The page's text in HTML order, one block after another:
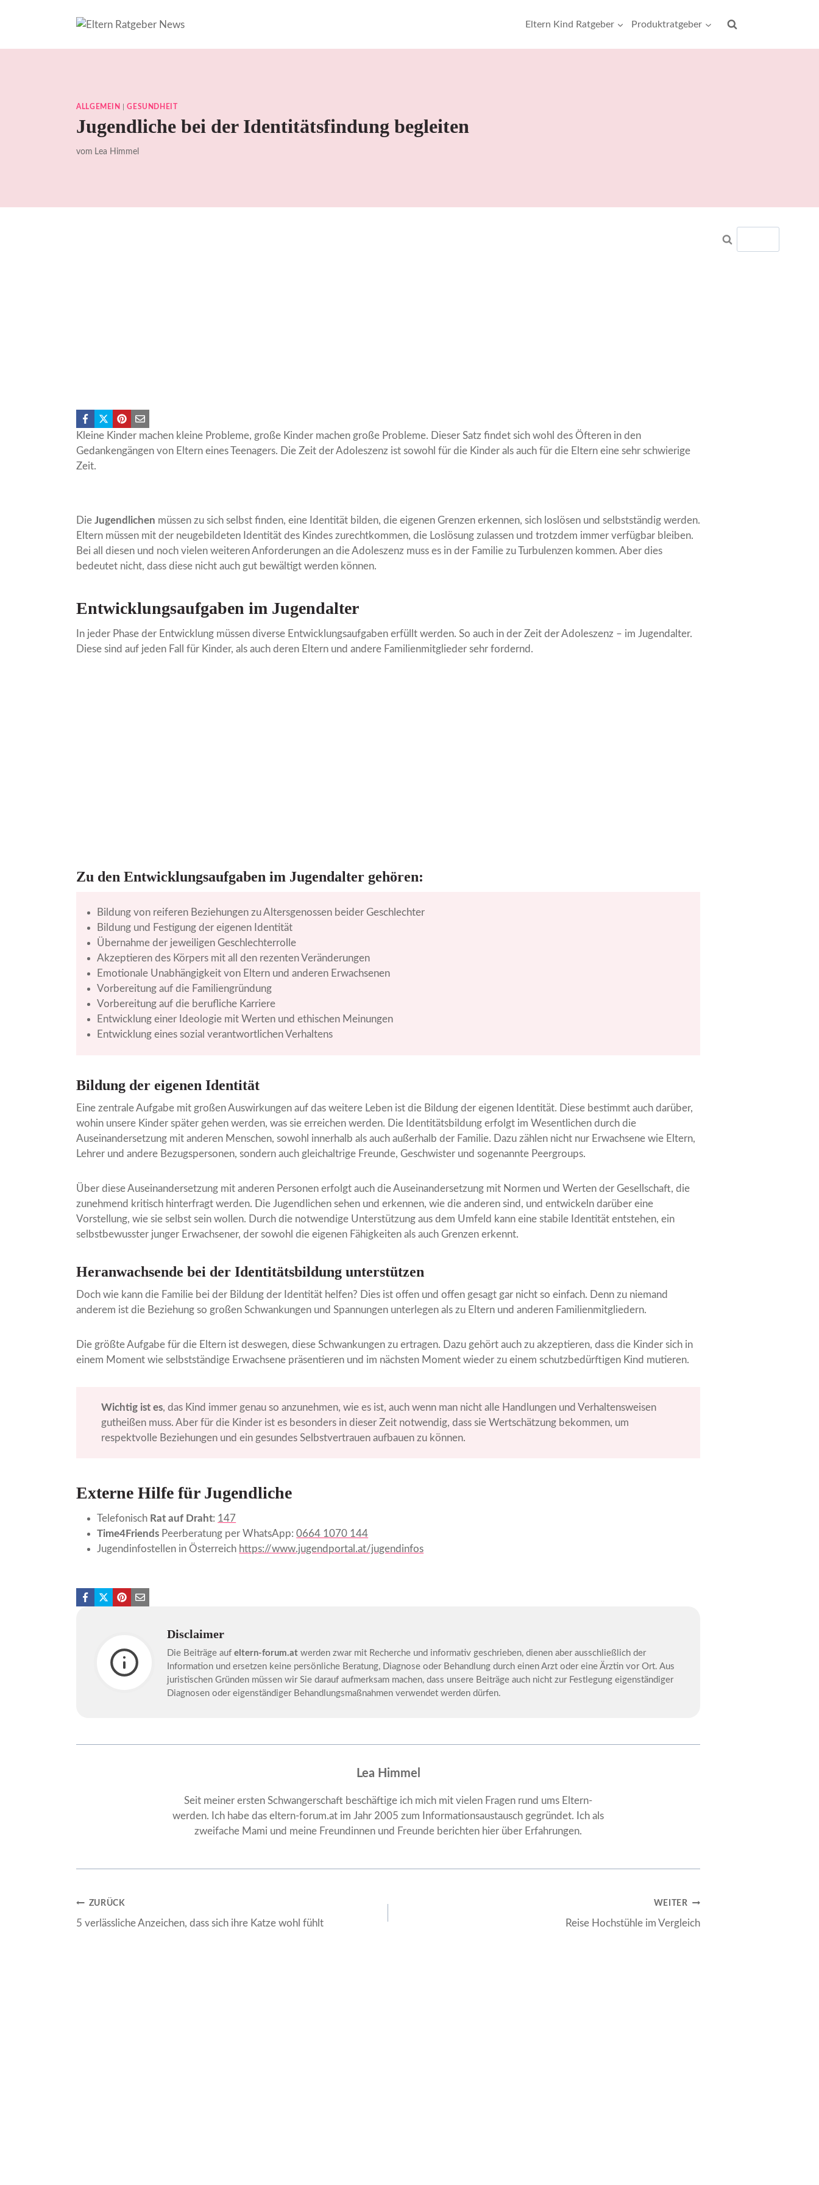
Eltern Kind Ratgeber Produktratgeber
ALLGEMEIN |GESUNDHEIT
Jugendliche bei der Identitätsfindung begleiten
vom Lea Himmel
Kleine Kinder machen kleine Probleme, große Kinder machen große Probleme. Dieser Satz findet sich wohl des Öfteren in den
Gedankengängen von Eltern eines Teenagers. Die Zeit der Adoleszenz ist sowohl für die Kinder als auch für die Eltern eine sehr schwierige
Zeit.
DieJugendlichen müssen zu sich selbst finden, eine Identität bilden, die eigenen Grenzen erkennen, sich loslösen und selbstständig werden.
Eltern müssen mit der neugebildeten Identität des Kindes zurechtkommen, die Loslösung zulassen und trotzdem immer verfügbar bleiben.
Bei all diesen und noch vielen weiteren Anforderungen an die Adoleszenz muss es in der Familie zu Turbulenzen kommen. Aber dies
bedeutet nicht, dass diese nicht auch gut bewältigt werden können.
Entwicklungsaufgaben im Jugendalter
In jeder Phase der Entwicklung müssen diverse Entwicklungsaufgaben erfüllt werden. So auch in der Zeit der Adoleszenz – im Jugendalter.
Diese sind auf jeden Fall für Kinder, als auch deren Eltern und andere Familienmitglieder sehr fordernd.
Zu den Entwicklungsaufgaben im Jugendalter gehören:
Bildung von reiferen Beziehungen zu Altersgenossen beider Geschlechter
Bildung und Festigung der eigenen Identität
Übernahme der jeweiligen Geschlechterrolle
Akzeptieren des Körpers mit all den rezenten Veränderungen
Emotionale Unabhängigkeit von Eltern und anderen Erwachsenen
Vorbereitung auf die Familiengründung
Vorbereitung auf die berufliche Karriere
Entwicklung einer Ideologie mit Werten und ethischen Meinungen
Entwicklung eines sozial verantwortlichen Verhaltens
Bildung der eigenen Identität
Eine zentrale Aufgabe mit großen Auswirkungen auf das weitere Leben ist die Bildung der eigenen Identität. Diese bestimmt auch darüber,
wohin unsere Kinder später gehen werden, was sie erreichen werden. Die Identitätsbildung erfolgt im Wesentlichen durch die
Auseinandersetzung mit anderen Menschen, sowohl innerhalb als auch außerhalb der Familie. Dazu zählen nicht nur Erwachsene wie Eltern,
Lehrer und andere Bezugspersonen, sondern auch gleichaltrige Freunde, Geschwister und sogenannte Peergroups.
Über diese Auseinandersetzung mit anderen Personen erfolgt auch die Auseinandersetzung mit Normen und Werten der Gesellschaft, die
zunehmend kritisch hinterfragt werden. Die Jugendlichen sehen und erkennen, wie die anderen sind, und entwickeln darüber eine
Vorstellung, wie sie selbst sein wollen. Durch die notwendige Unterstützung aus dem Umfeld kann eine stabile Identität entstehen, ein
selbstbewusster junger Erwachsener, der sowohl die eigenen Fähigkeiten als auch Grenzen erkennt.
Heranwachsende bei der Identitätsbildung unterstützen
Doch wie kann die Familie bei der Bildung der Identität helfen? Dies ist offen und offen gesagt gar nicht so einfach. Denn zu niemand
anderem ist die Beziehung so großen Schwankungen und Spannungen unterlegen als zu Eltern und anderen Familienmitgliedern.
Die größte Aufgabe für die Eltern ist deswegen, diese Schwankungen zu ertragen. Dazu gehört auch zu akzeptieren, dass die Kinder sich in
einem Moment wie selbstständige Erwachsene präsentieren und im nächsten Moment wieder zu einem schutzbedürftigen Kind mutieren.
Wichtig ist es, das Kind immer genau so anzunehmen, wie es ist, auch wenn man nicht alle Handlungen und Verhaltensweisen
gutheißen muss. Aber für die Kinder ist es besonders in dieser Zeit notwendig, dass sie Wertschätzung bekommen, um
respektvolle Beziehungen und ein gesundes Selbstvertrauen aufbauen zu können.
Externe Hilfe für Jugendliche
Telefonisch Rat auf Draht: 147
Time4Friends Peerberatung per WhatsApp:0664 1070 144
Jugendinfostellen in Österreich https://www.jugendportal.at/jugendinfos
Disclaimer
Die Beiträge aufeltern-forum.at werden zwar mit Recherche und informativ geschrieben, dienen aber ausschließlich der
Information und ersetzen keine persönliche Beratung, Diagnose oder Behandlung durch einen Arzt oder eine Ärztin vor Ort. Aus
juristischen Gründen müssen wir Sie darauf aufmerksam machen, dass unsere Beiträge auch nicht zur Festlegung eigenständiger
Diagnosen oder eigenständiger Behandlungsmaßnahmen verwendet werden dürfen.
Lea Himmel
Seit meiner ersten Schwangerschaft beschäftige ich mich mit vielen Fragen rund ums Eltern-
werden. Ich habe das eltern-forum.at im Jahr 2005 zum Informationsaustausch gegründet. Ich als
zweifache Mami und meine Freundinnen und Freunde berichten hier über Erfahrungen.
Beitragsnavigation
ZURÜCK
5 verlässliche Anzeichen, dass sich ihre Katze wohl fühlt
WEITER
Reise Hochstühle im Vergleich
nach: